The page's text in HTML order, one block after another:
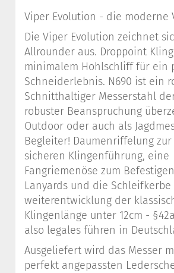
Viper Evolution - die moderne
Die Viper Evolution zeichnet
Allrounder aus. Droppoint
minimalem Hohlschliff für ein
Schneiderlebnis. N690 ist ein
Schnitthaltiger Messerstahl
robuster Beanspruchung
Outdoor oder auch als
Begleiter! Daumenriffelung zur
sicheren Klingenführung, eine
Fangriemenöse zum
Lanyards und die
weiterentwicklung der
Klingenlänge unter 12cm -
also legales führen in
Ausgeliefert wird das Messer
perfekt angepassten